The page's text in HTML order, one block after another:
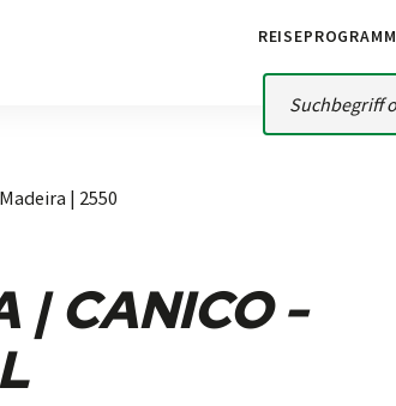
REISEPROGRAMM
Madeira | 2550
| CANICO -